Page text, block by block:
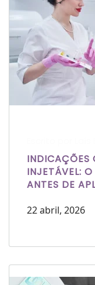
INDICAÇÕES
INJETÁVEL:
ANTES DE
22 abril, 2026